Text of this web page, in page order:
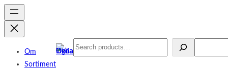
Spring
til
indhold
Om
Sortiment
Search